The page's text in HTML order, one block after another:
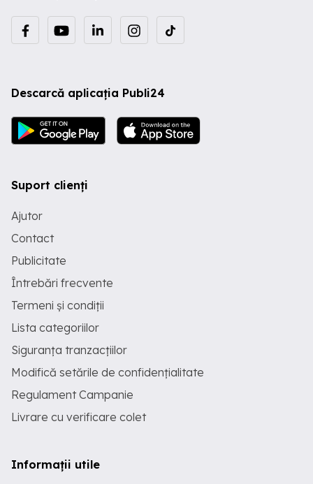
Descarcă aplicația Publi24
Suport clienți
Ajutor
Contact
Publicitate
Întrebări frecvente
Termeni și condiții
Lista categoriilor
Siguranța tranzacțiilor
Modifică setările de confidențialitate
Regulament Campanie
Livrare cu verificare colet
Informații utile